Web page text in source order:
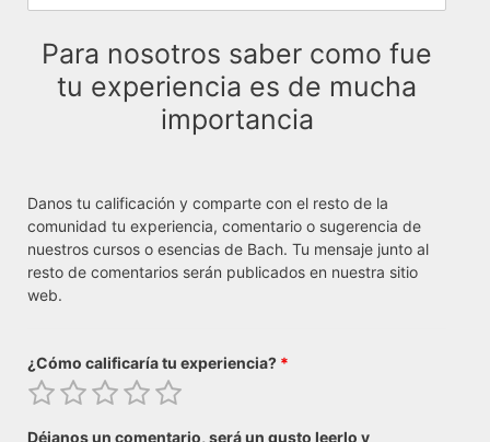
Para nosotros saber como fue
tu experiencia es de mucha
importancia
Danos tu calificación y comparte con el resto de la
comunidad tu experiencia, comentario o sugerencia de
nuestros cursos o esencias de Bach. Tu mensaje junto al
resto de comentarios serán publicados en nuestra sitio
web.
¿Cómo calificaría tu experiencia? *
Déjanos un comentario, será un gusto leerlo y